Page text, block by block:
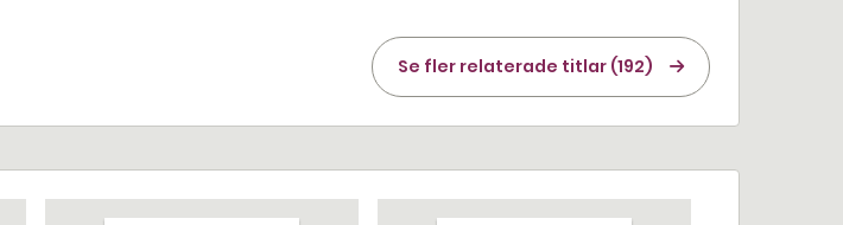
Se fler relaterade titlar (192)